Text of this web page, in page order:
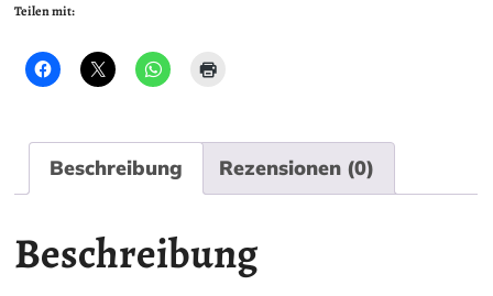
Teilen mit:
Beschreibung Rezensionen (0)
Beschreibung